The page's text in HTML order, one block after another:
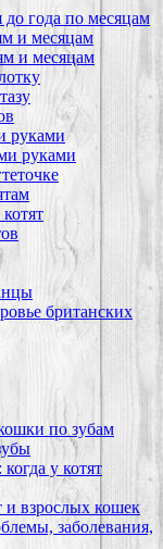
до года по месяцам
и месяцам
и месяцам
руками
руками
британских
по зубам
у котят
и взрослых кошек
заболевания,